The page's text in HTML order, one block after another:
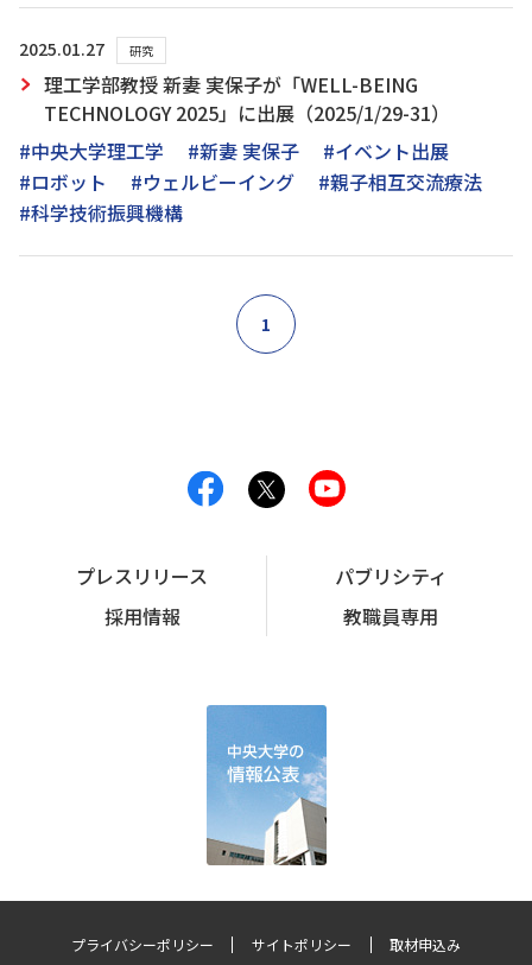
2025.01.27 研究
理工学部教授 新妻 実保子が「WELL-BEING
TECHNOLOGY 2025」に出展（2025/1/29-31）
#中央大学理工学
#新妻 実保子
#イベント出展
#ロボット
#ウェルビーイング
#親子相互交流療法
#科学技術振興機構
1
プレスリリース
パブリシティ
採用情報
教職員専用
プライバシーポリシー サイトポリシー
取材申込み